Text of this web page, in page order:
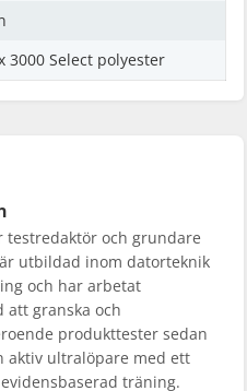
3000 Select polyester
testredaktör och grundare
utbildad inom datorteknik
och har arbetat
att granska och
produkttester sedan
aktiv ultralöpare med ett
träning.